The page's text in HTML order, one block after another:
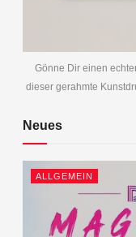
Gönne Dir einen
dieser gerahmte
Neues
ALLGEMEIN